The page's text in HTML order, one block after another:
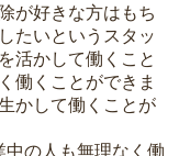
が好きな方はもち
たいというスタッ
活かして働くこと
働くことができま
かして働くことが
の人も無理なく働